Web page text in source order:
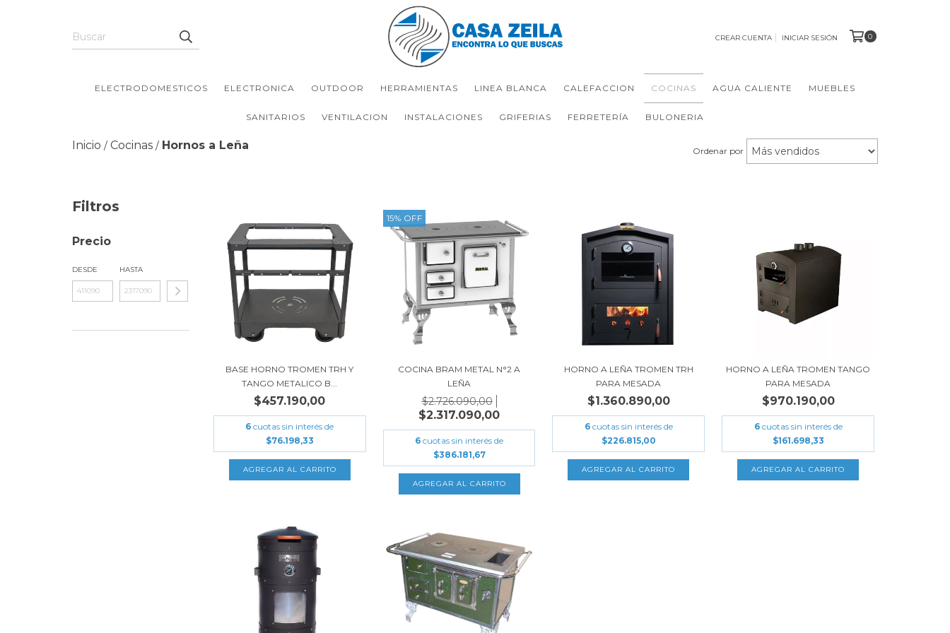
CREAR CUENTA INICIAR SESIÓN 0
ELECTRODOMESTICOS ELECTRONICA OUTDOOR HERRAMIENTAS LINEA BLANCA CALEFACCION COCINAS AGUA CALIENTE MUEBLES
SANITARIOS VENTILACION INSTALACIONES GRIFERIAS FERRETERÍA BULONERIA
Inicio / Cocinas / Hornos a Leña Ordenar por
Filtros
Precio
DESDE HASTA
BASE HORNO TROMEN TRH Y
TANGO METALICO B...
$457.190,00
6 cuotas sin interés de
$76.198,33
15% OFF
COCINA BRAM METAL N°2 A
LEÑA
$2.726.090,00
$2.317.090,00
6 cuotas sin interés de
$386.181,67
HORNO A LEÑA TROMEN TRH
PARA MESADA
$1.360.890,00
6 cuotas sin interés de
$226.815,00
HORNO A LEÑA TROMEN TANGO
PARA MESADA
$970.190,00
6 cuotas sin interés de
$161.698,33